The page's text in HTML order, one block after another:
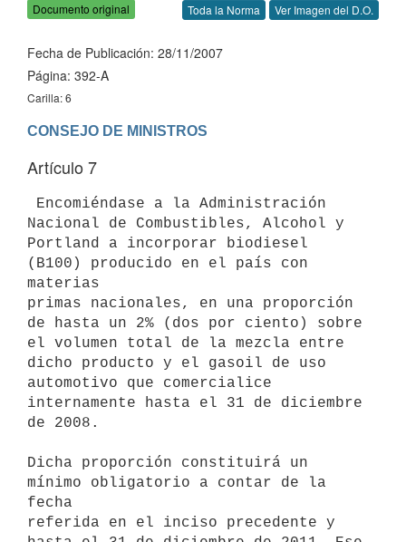
Documento original Toda la Norma Ver Imagen del D.O.
Fecha de Publicación: 28/11/2007
Página: 392-A
Carilla: 6
Artículo 7
Nacional de Combustibles, Alcohol y
Portland a incorporar biodiesel
(B100) producido en el país con
materias
primas nacionales, en una proporción
de hasta un 2% (dos por ciento) sobre
el volumen total de la mezcla entre
dicho producto y el gasoil de uso
automotivo que comercialice
internamente hasta el 31 de diciembre
de 2008.
Dicha proporción constituirá un
mínimo obligatorio a contar de la
fecha
referida en el inciso precedente y